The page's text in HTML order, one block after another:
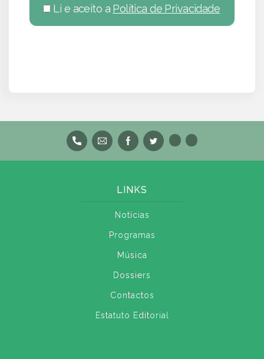
Li e aceito a Política de Privacidade
LINKS
Notícias
Programas
Música
Dossiers
Contactos
Estatuto Editorial